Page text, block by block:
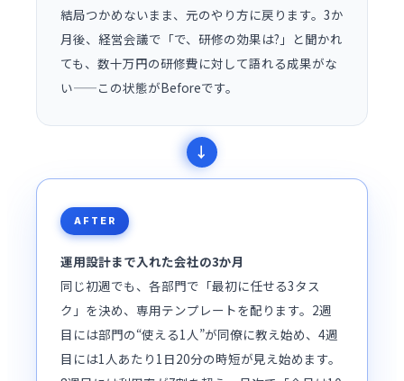
結局つかめないまま、元のやり方に戻ります。3か
月後、経営会議で「で、研修の効果は?」と聞かれ
ても、数十万円の研修費に対して語れる成果がな
い——この状態がBeforeです。
AFTER
運用設計まで入れた会社の3か月
同じ初週でも、各部門で「最初に任せる3タス
ク」を決め、専用テンプレートを配ります。2週
目には部門の“使える1人”が同僚に教え始め、4週
目には1人あたり1日20分の時短が見え始めます。